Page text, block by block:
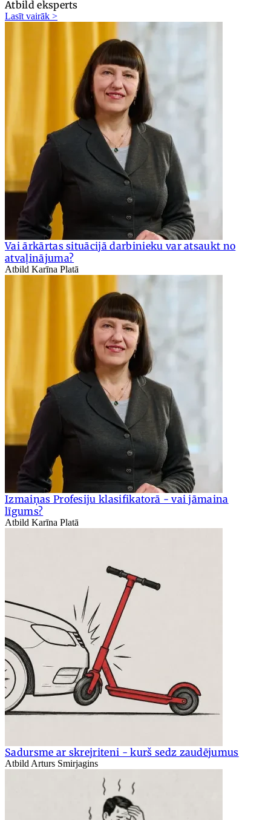
Atbild eksperts
Lasīt vairāk >
Vai ārkārtas situācijā darbinieku var atsaukt no
atvaļinājuma?
Atbild Karīna Platā
Izmaiņas Profesiju klasifikatorā - vai jāmaina
līgums?
Atbild Karīna Platā
Sadursme ar skrejriteni - kurš sedz zaudējumus
Atbild Arturs Smirjagins